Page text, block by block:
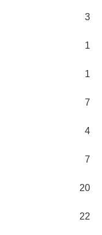
3
1
1
7
4
7
20
22